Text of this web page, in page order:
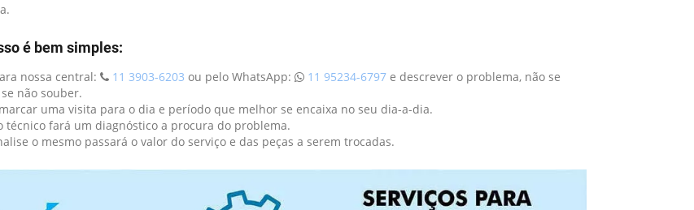
é bem simples:
nossa central: 11 3903-6203 ou pelo WhatsApp: 11 95234-6797e descrever o problema, não se
não souber.
uma visita para o dia e período que melhor se encaixa no seu dia-a-dia.
técnico fará um diagnóstico a procura do problema.
o mesmo passará o valor do serviço e das peças a serem trocadas.